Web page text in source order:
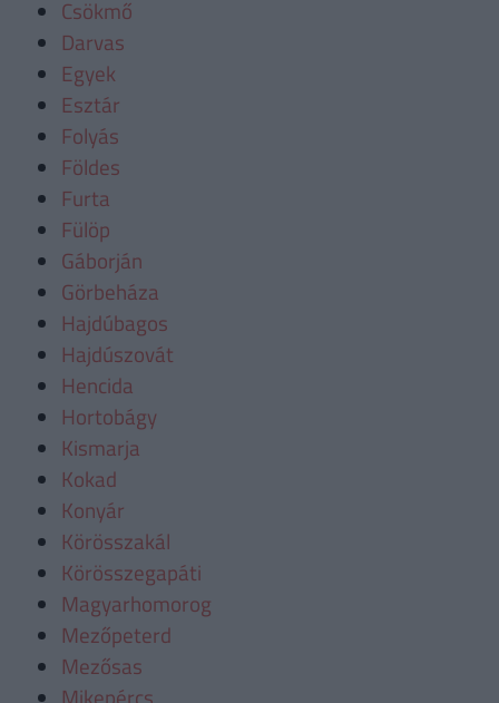
Csökmő
Darvas
Egyek
Esztár
Folyás
Földes
Furta
Fülöp
Gáborján
Görbeháza
Hajdúbagos
Hajdúszovát
Hencida
Hortobágy
Kismarja
Kokad
Konyár
Körösszakál
Körösszegapáti
Magyarhomorog
Mezőpeterd
Mezősas
Mikepércs